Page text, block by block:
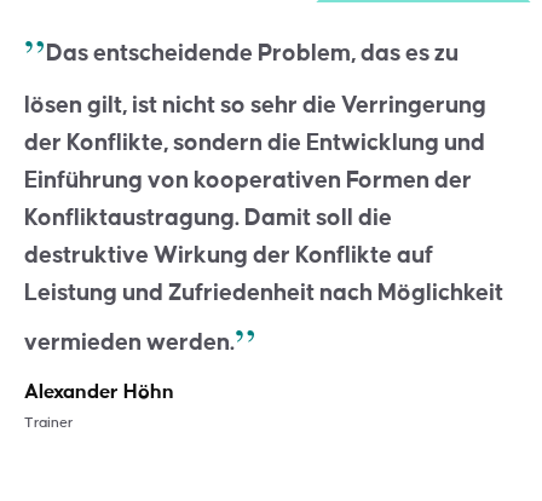
Das entscheidende Problem, das es zu
lösen gilt, ist nicht so sehr die Verringerung
der Konflikte, sondern die Entwicklung und
Einführung von kooperativen Formen der
Konfliktaustragung. Damit soll die
destruktive Wirkung der Konflikte auf
Leistung und Zufriedenheit nach Möglichkeit
vermieden werden.
Alexander Höhn
Trainer